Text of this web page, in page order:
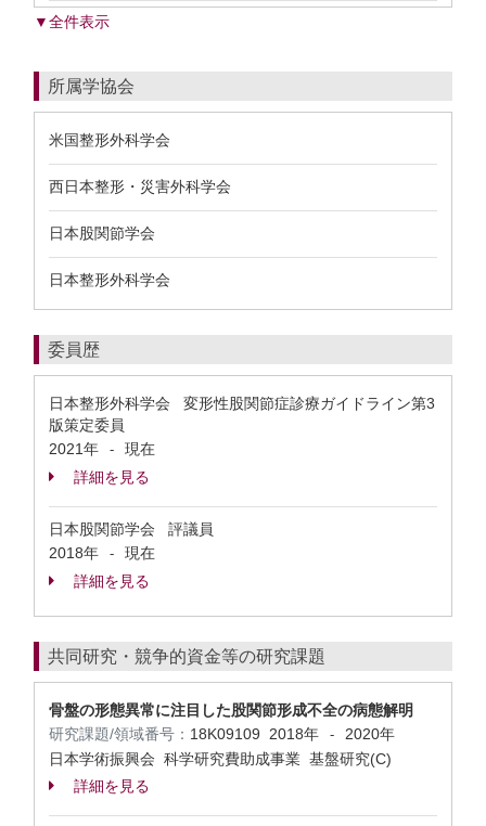
▼全件表示
所属学協会
米国整形外科学会
西日本整形・災害外科学会
日本股関節学会
日本整形外科学会
委員歴
日本整形外科学会 変形性股関節症診療ガイドライン第3
版策定委員
2021年
-
現在
詳細を見る
日本股関節学会 評議員
2018年
-
現在
詳細を見る
共同研究・競争的資金等の研究課題
骨盤の形態異常に注目した股関節形成不全の病態解明
研究課題/領域番号： 18K09109 2018年 -
2020年
日本学術振興会 科学研究費助成事業 基盤研究(C)
詳細を見る